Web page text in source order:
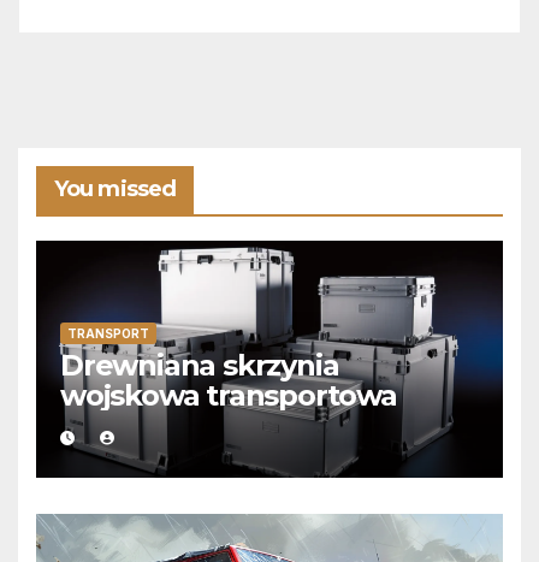
You missed
TRANSPORT
Drewniana skrzynia
wojskowa transportowa